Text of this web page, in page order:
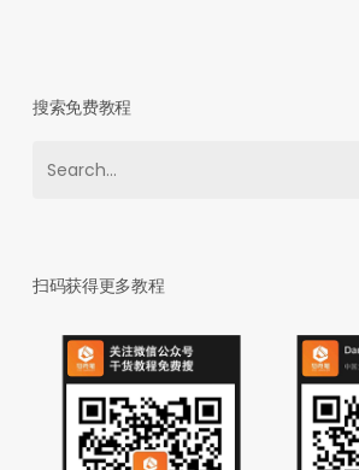
搜索免费教程
扫码获得更多教程